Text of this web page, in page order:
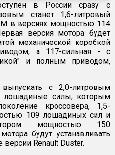
в России сразу с
станет 1,6-литровый
в версиях мощностью 114
версия мотора будет
механической коробкой
а 117-сильная - с
и полным приводом,
с 2,0-литровым
силы, которым
кроссовера, 1,5-
109 лошадиных сил и
мощностью 150
будут устанавливать
Renault Duster.